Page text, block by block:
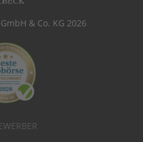
& Co. KG 2026